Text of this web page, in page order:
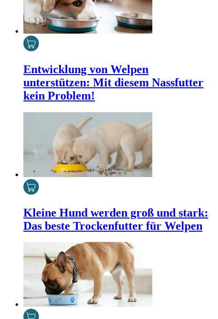
Entwicklung von Welpen
unterstützen: Mit diesem Nassfutter
kein Problem!
Kleine Hund werden groß und stark:
Das beste Trockenfutter für Welpen